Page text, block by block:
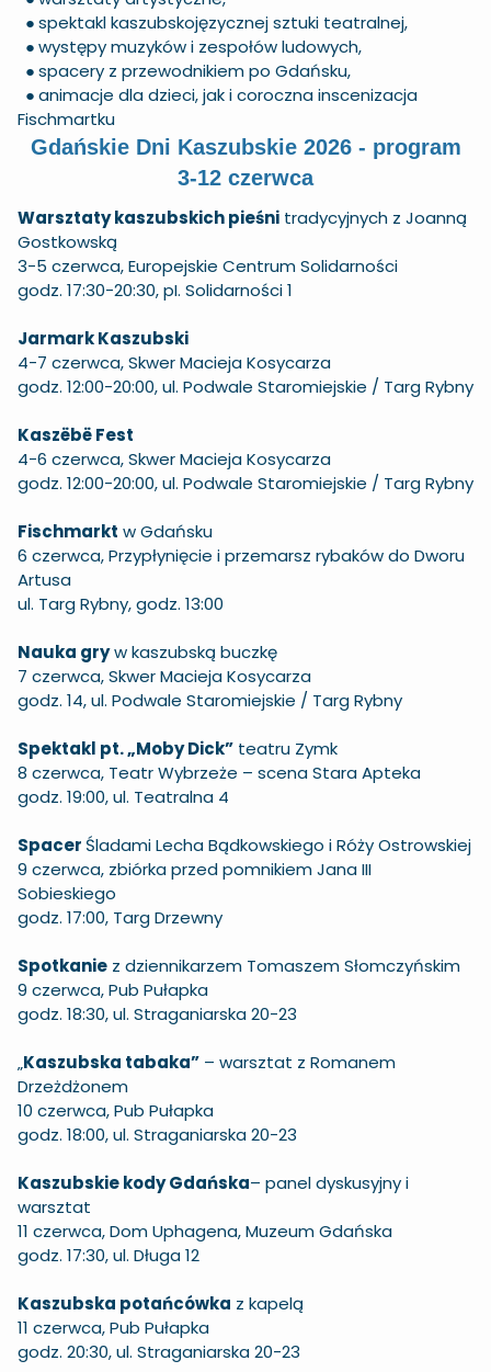
●spektakl kaszubskojęzycznej sztuki teatralnej,
●występy muzyków i zespołów ludowych,
●spacery z przewodnikiem po Gdańsku,
●animacje dla dzieci, jak i coroczna inscenizacja
Fischmartku
Gdańskie Dni Kaszubskie 2026 - program
3-12 czerwca
Warsztaty kaszubskich pieśni tradycyjnych z Joanną
Gostkowską
3-5 czerwca, Europejskie Centrum Solidarności
godz. 17:30-20:30, pI. Solidarności 1
Jarmark Kaszubski
4-7 czerwca, Skwer Macieja Kosycarza
godz. 12:00-20:00, ul. Podwale Staromiejskie / Targ Rybny
Kaszëbë Fest
4-6 czerwca, Skwer Macieja Kosycarza
godz. 12:00-20:00, ul. Podwale Staromiejskie / Targ Rybny
Fischmarkt w Gdańsku
6 czerwca, Przypłynięcie i przemarsz rybaków do Dworu
Artusa
ul. Targ Rybny, godz. 13:00
Nauka gryw kaszubską buczkę
7 czerwca, Skwer Macieja Kosycarza
godz. 14, ul. Podwale Staromiejskie / Targ Rybny
Spektakl pt. „Moby Dick” teatru Zymk
8 czerwca, Teatr Wybrzeże – scena Stara Apteka
godz. 19:00, ul. Teatralna 4
Spacer Śladami Lecha Bądkowskiego i Róży Ostrowskiej
9 czerwca, zbiórka przed pomnikiem Jana III
Sobieskiego
godz. 17:00, Targ Drzewny
Spotkanie z dziennikarzem Tomaszem Słomczyńskim
9 czerwca, Pub Pułapka
godz. 18:30, ul. Straganiarska 20-23
„Kaszubska tabaka” – warsztat z Romanem
Drzeżdżonem
10 czerwca, Pub Pułapka
godz. 18:00, ul. Straganiarska 20-23
Kaszubskie kody Gdańska– panel dyskusyjny i
warsztat
11 czerwca, Dom Uphagena, Muzeum Gdańska
godz. 17:30, ul. Długa 12
Kaszubska potańcówka z kapelą
11 czerwca, Pub Pułapka
godz. 20:30, ul. Straganiarska 20-23